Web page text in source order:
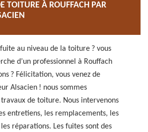
TOITURE À ROUFFACH PAR
au niveau de la toiture ? vous
d’un professionnel à Rouffach
? Félicitation, vous venez de
Alsacien ! nous sommes
de toiture. Nous intervenons
entretiens, les remplacements, les
réparations. Les fuites sont des